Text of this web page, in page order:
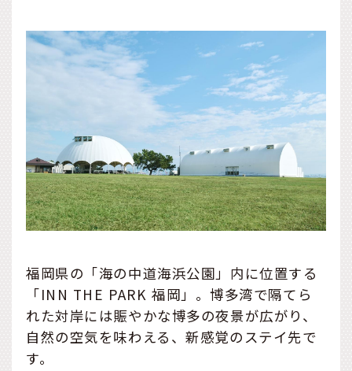
福岡県の「海の中道海浜公園」内に位置する
「INN THE PARK 福岡」。博多湾で隔てら
れた対岸には賑やかな博多の夜景が広がり、
自然の空気を味わえる、新感覚のステイ先で
す。